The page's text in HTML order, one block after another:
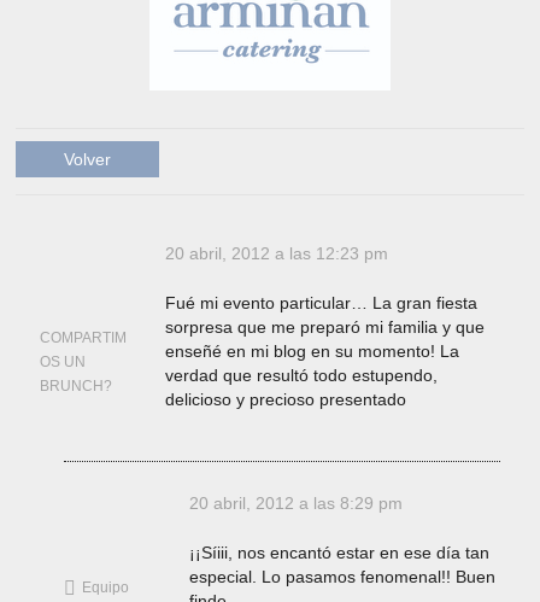
Volver
COMPARTIM
OS UN
BRUNCH?
20 abril, 2012 a las 12:23 pm
Fué mi evento particular… La gran fiesta
sorpresa que me preparó mi familia y que
enseñé en mi blog en su momento! La
verdad que resultó todo estupendo,
delicioso y precioso presentado
Equipo
20 abril, 2012 a las 8:29 pm
¡¡Síiii, nos encantó estar en ese día tan
especial. Lo pasamos fenomenal!! Buen